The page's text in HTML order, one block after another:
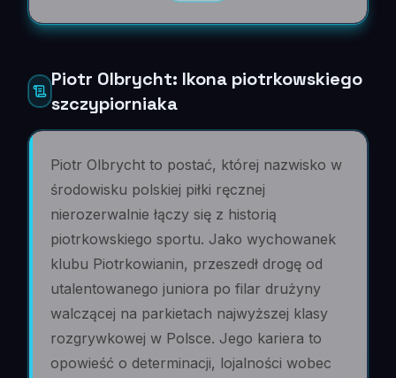
Piotr Olbrycht: Ikona piotrkowskiego
szczypiorniaka
Piotr Olbrycht to postać, której nazwisko w
środowisku polskiej piłki ręcznej
nierozerwalnie łączy się z historią
piotrkowskiego sportu. Jako wychowanek
klubu Piotrkowianin, przeszedł drogę od
utalentowanego juniora po filar drużyny
walczącej na parkietach najwyższej klasy
rozgrywkowej w Polsce. Jego kariera to
opowieść o determinacji, lojalności wobec